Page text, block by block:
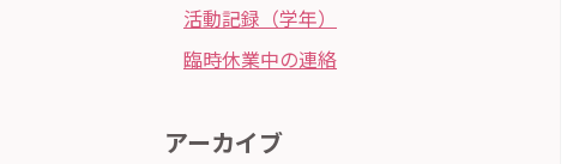
活動記録（学年）
臨時休業中の連絡
アーカイブ